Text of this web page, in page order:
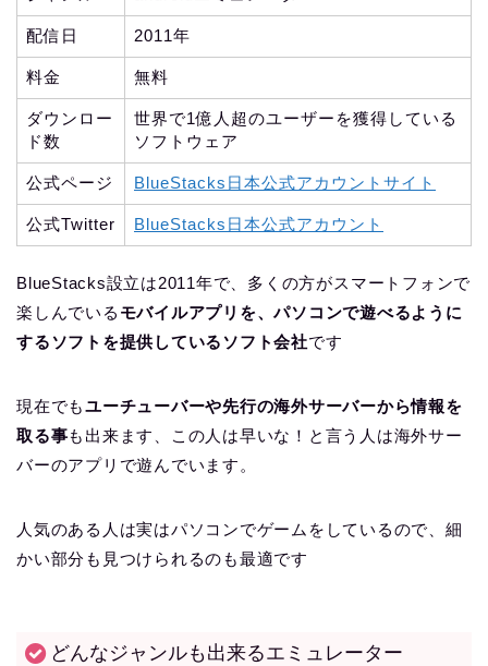
配信日 2011年
料金 無料
ダウンロー
ド数
世界で1億人超のユーザーを獲得している
ソフトウェア
公式ページ BlueStacks日本公式アカウントサイト
公式Twitter BlueStacks日本公式アカウント
BlueStacks設立は2011年で、多くの方がスマートフォンで
楽しんでいる モバイルアプリを、パソコンで遊べるように
するソフトを提供しているソフト会社です
現在でもユーチューバーや先行の海外サーバーから情報を
取る事も出来ます、この人は早いな！と言う人は海外サー
バーのアプリで遊んでいます。
人気のある人は実はパソコンでゲームをしているので、細
かい部分も見つけられるのも最適です
どんなジャンルも出来るエミュレーター